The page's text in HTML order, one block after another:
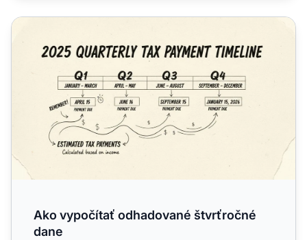
Ako vypočítať odhadované štvrťročné dane
Ako vypočítať odhadované štvrťročné
dane